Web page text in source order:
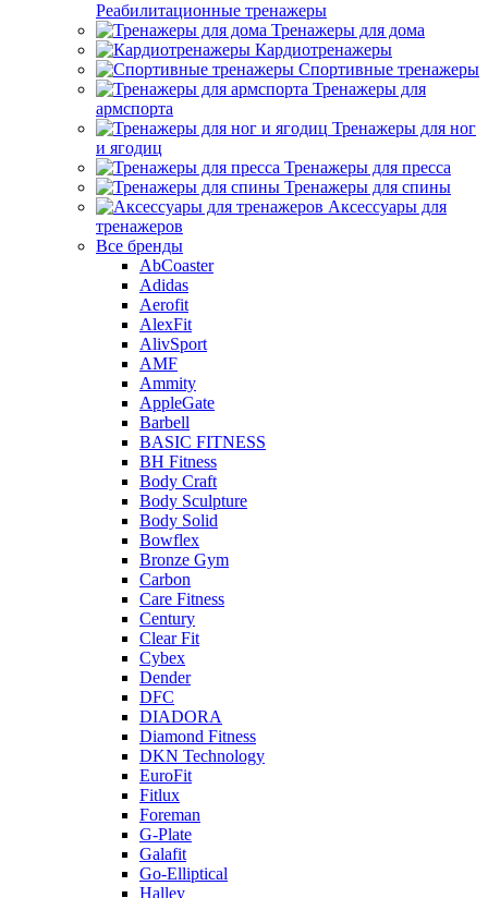
Реабилитационные тренажеры
Тренажеры для дома
Кардиотренажеры
Спортивные тренажеры
Тренажеры для
армспорта
Тренажеры для ног
и ягодиц
Тренажеры для пресса
Тренажеры для спины
Аксессуары для
тренажеров
Все бренды
AbCoaster
Adidas
Aerofit
AlexFit
AlivSport
AMF
Ammity
AppleGate
Barbell
BASIC FITNESS
BH Fitness
Body Craft
Body Sculpture
Body Solid
Bowflex
Bronze Gym
Carbon
Care Fitness
Century
Clear Fit
Cybex
Dender
DFC
DIADORA
Diamond Fitness
DKN Technology
EuroFit
Fitlux
Foreman
G-Plate
Galafit
Go-Elliptical
Halley